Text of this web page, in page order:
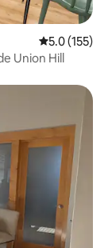
Calificación
5.0 (155)
Union Hill